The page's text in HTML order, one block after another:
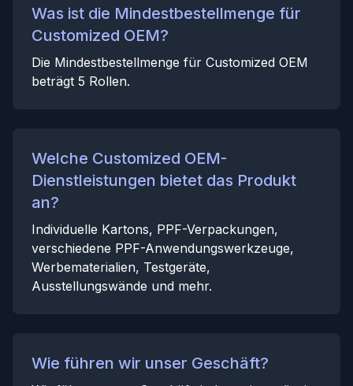
Was ist die Mindestbestellmenge für
Customized OEM?
Die Mindestbestellmenge für Customized OEM
beträgt 5 Rollen.
Welche Customized OEM-
Dienstleistungen bietet das Produkt
an?
Individuelle Kartons, PPF-Verpackungen,
verschiedene PPF-Anwendungswerkzeuge,
Werbematerialien, Testgeräte,
Ausstellungswände und mehr.
Wie führen wir unser Geschäft?